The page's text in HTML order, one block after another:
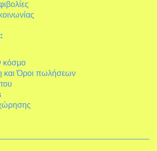
κόσμο
και Όροι πωλήσεων